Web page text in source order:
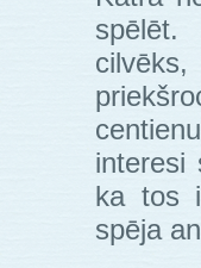
interesi
ka tos
spēja